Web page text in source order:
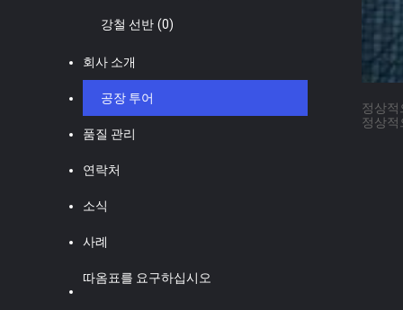
강철 선반 (0)
회사 소개
공장 투어
품질 관리
연락처
소식
사례
따옴표를 요구하십시오
정상
정상